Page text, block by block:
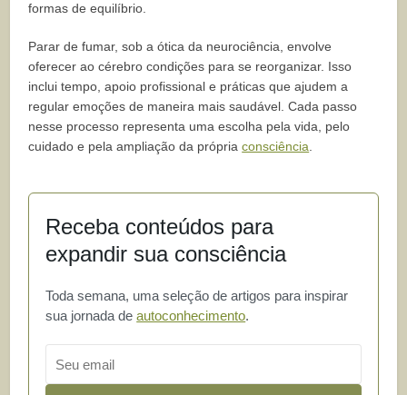
formas de equilíbrio.
Parar de fumar, sob a ótica da neurociência, envolve
oferecer ao cérebro condições para se reorganizar. Isso
inclui tempo, apoio profissional e práticas que ajudem a
regular emoções de maneira mais saudável. Cada passo
nesse processo representa uma escolha pela vida, pelo
cuidado e pela ampliação da própriaconsciência
Receba conteúdos para
expandir sua consciência
Toda semana, uma seleção de artigos para inspirar
sua jornada deautoconhecimento.